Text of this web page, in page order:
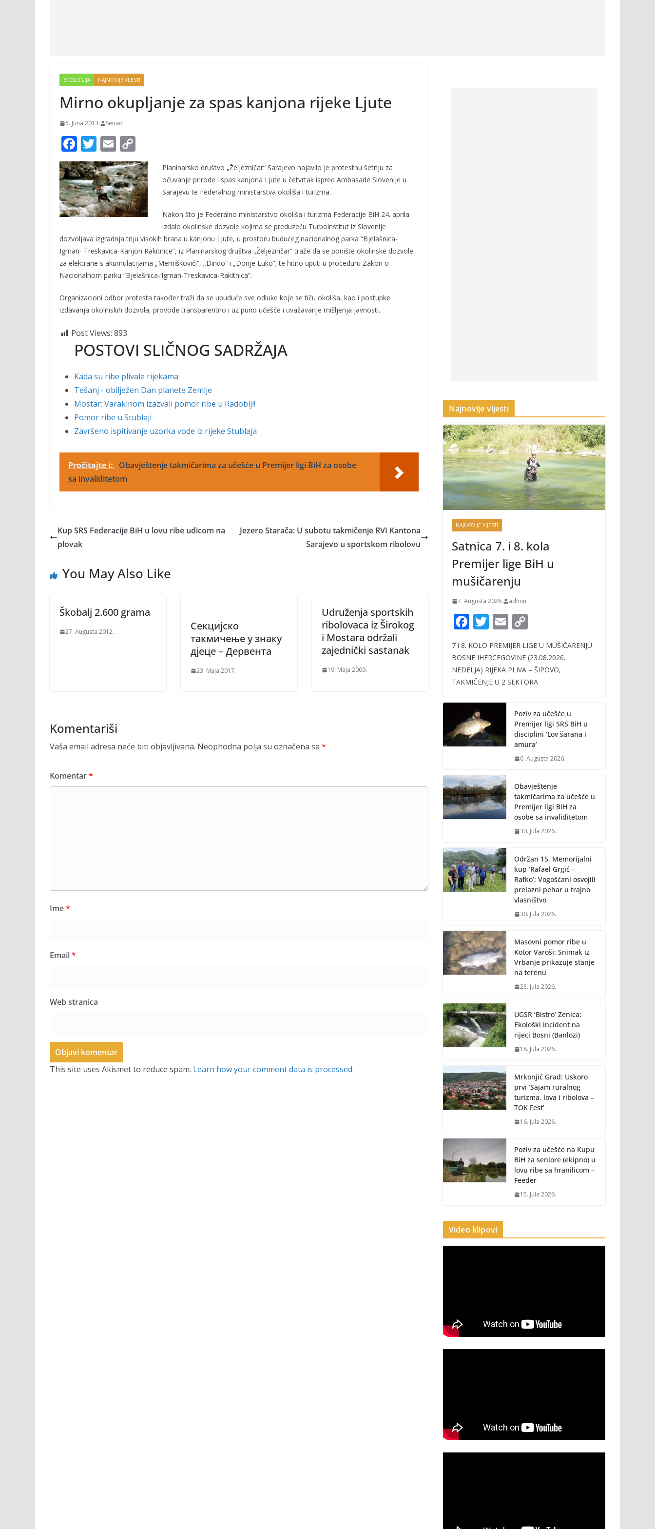
EKOLOGIJA NAJNOVIJE VIJESTI
Mirno okupljanje za spas kanjona rijeke Ljute
5. Juna 2013. Senad
F
ac
e
b
o
o
k
T
w
itt
er
E
m
ai
l
o
p
y
Li
n
k
Planinarsko društvo „Željezničar“ Sarajevo najavilo je protestnu šetnju za
očuvanje prirode i spas kanjona Ljute u četvrtak ispred Ambasade Slovenije u
Sarajevu te Federalnog ministarstva okoliša i turizma.
Nakon što je Federalno ministarstvo okoliša i turizma Federacije BiH 24. aprila
izdalo okolinske dozvole kojima se preduzeću Turboinstitut iz Slovenije
dozvoljava izgradnja triju visokih brana u kanjonu Ljute, u prostoru budućeg nacionalnog parka “Bjelašnica-
Igman- Treskavica-Kanjon Rakitnice”, iz Planinarskog društva „Željezničar“ traže da se ponište okolinske dozvole
za elektrane s akumulacijama „Memiškovići“, „Dindo“ i „Donje Luko“; te hitno uputi u proceduru Zakon o
Nacionalnom parku “Bjelašnica-‘Igman-Treskavica-Rakitnica”.
Organizacioni odbor protesta također traži da se ubuduće sve odluke koje se tiču okoliša, kao i postupke
izdavanja okolinskih dozvola, provode transparentno i uz puno učešće i uvažavanje mišljenja javnosti.
Post Views: 893
POSTOVI SLIČNOG SADRŽAJA
Kada su ribe plivale rijekama
Tešanj - obilježen Dan planete Zemlje
Mostar: Varakinom izazvali pomor ribe u Radoblji!
Pomor ribe u Stublaji
Završeno ispitivanje uzorka vode iz rijeke Stublaja
Pročitajte i:
Obavještenje takmičarima za učešće u Premijer ligi BiH za osobe
sa invaliditetom
Kup SRS Federacije BiH u lovu ribe udicom na
plovak
Jezero Starača: U subotu takmičenje RVI Kantona
Sarajevo u sportskom ribolovu
You May Also Like
Škobalj 2.600 grama
27. Augusta 2012.
Секцијско
такмичење у знаку
дјеце – Дервента
23. Maja 2017.
Udruženja sportskih
ribolovaca iz Širokog
i Mostara održali
zajednički sastanak
19. Maja 2009.
Komentariši
Vaša email adresa neće biti objavljivana. Neophodna polja su označena sa *
Komentar*
Ime*
Email*
Web stranica
This site uses Akismet to reduce spam. Learn how your comment data is processed.
Najnovije vijesti
NAJNOVIJE VIJESTI
Satnica 7. i 8. kola
Premijer lige BiH u
mušičarenju
7. Augusta 2026. admin
F
e
b
o
o
k
T
itt
er
E
ai
l
p
y
Li
k
7 i 8. KOLO PREMIJER LIGE U MUŠIČARENJU
BOSNE IHERCEGOVINE (23.08.2026.
NEDELJA) RIJEKA PLIVA – ŠIPOVO,
TAKMIČENJE U 2 SEKTORA
Poziv za učešće u
Premijer ligi SRS BiH u
disciplini ‘Lov šarana i
amura’
6. Augusta 2026.
Obavještenje
takmičarima za učešće u
Premijer ligi BiH za
osobe sa invaliditetom
30. Jula 2026.
Održan 15. Memorijalni
kup ‘Rafael Grgić –
Rafko’: Vogošćani osvojili
prelazni pehar u trajno
vlasništvo
30. Jula 2026.
Masovni pomor ribe u
Kotor Varoši: Snimak iz
Vrbanje prikazuje stanje
na terenu
23. Jula 2026.
UGSR ‘Bistro’ Zenica:
Ekološki incident na
rijeci Bosni (Banlozi)
18. Jula 2026.
Mrkonjić Grad: Uskoro
prvi ‘Sajam ruralnog
turizma, lova i ribolova –
TOK Fest’
16. Jula 2026.
Poziv za učešće na Kupu
BiH za seniore (ekipno) u
lovu ribe sa hranilicom –
Feeder
15. Jula 2026.
Video klipovi